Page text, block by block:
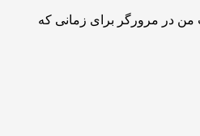
من در مرورگر برای زمانی که